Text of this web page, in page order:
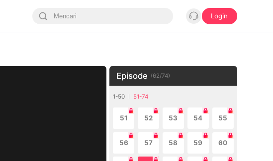
Login
Episode (62/74)
1-50 51-74
51 52 53 54 55
56 57 58 59 60